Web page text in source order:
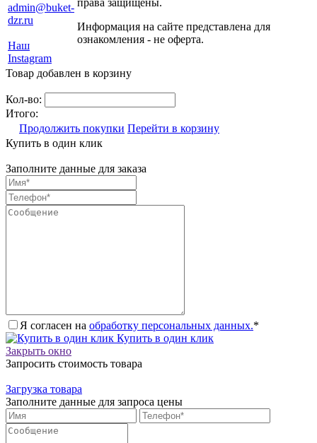
admin@buket-
dzr.ru
Наш
Instagram
права защищены.
Информация на сайте представлена для
ознакомления - не оферта.
Товар добавлен в корзину
Кол-во:
Итого:
Продолжить покупки Перейти в корзину
Купить в один клик
Заполните данные для заказа
Я согласен на обработку персональных данных.*
Купить в один клик
Закрыть окно
Запросить стоимость товара
Загрузка товара
Заполните данные для запроса цены